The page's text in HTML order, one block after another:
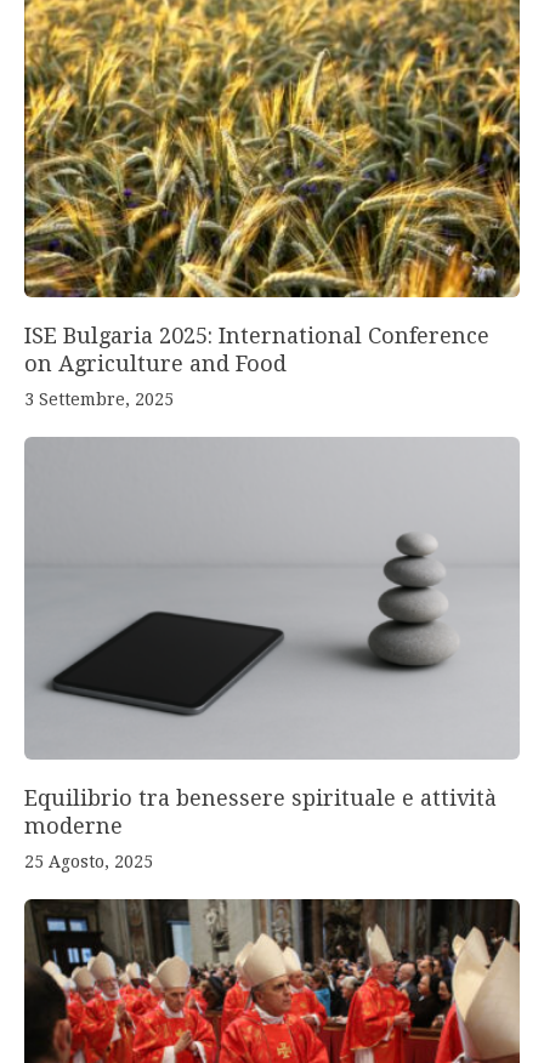
ISE Bulgaria 2025: International Conference
on Agriculture and Food
3 Settembre, 2025
Equilibrio tra benessere spirituale e attività
moderne
25 Agosto, 2025